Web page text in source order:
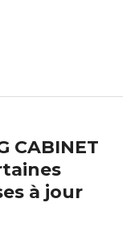
CABINET
à jour